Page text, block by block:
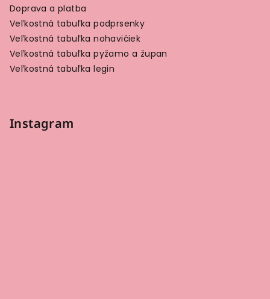
Doprava a platba
Veľkostná tabuľka podprsenky
Veľkostná tabuľka nohavičiek
Veľkostná tabuľka pyžamo a župan
Veľkostná tabuľka legin
Instagram